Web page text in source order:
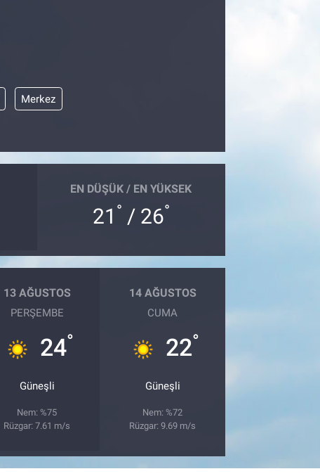
Merkez
EN DÜŞÜK / EN YÜKSEK
21 ° / 26°
13 AĞUSTOS
PERŞEMBE
24°
Güneşli
Nem: %75
Rüzgar: 7.61 m/s
14 AĞUSTOS
CUMA
22°
Güneşli
Nem: %72
Rüzgar: 9.69 m/s